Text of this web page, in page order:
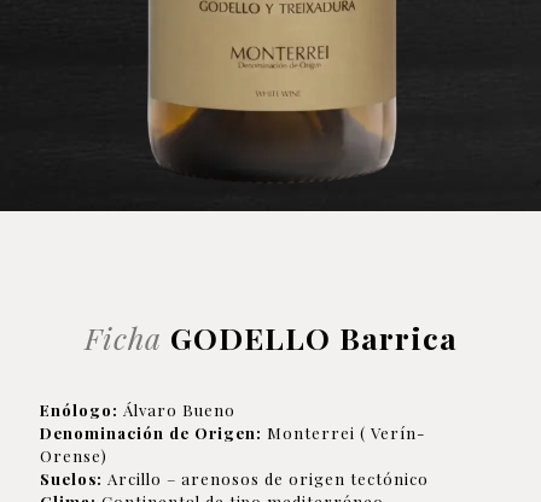
Ficha GODELLO Barrica
Enólogo: Álvaro Bueno
Denominación de Origen: Monterrei ( Verín-
Orense)
Suelos: Arcillo – arenosos de origen tectónico